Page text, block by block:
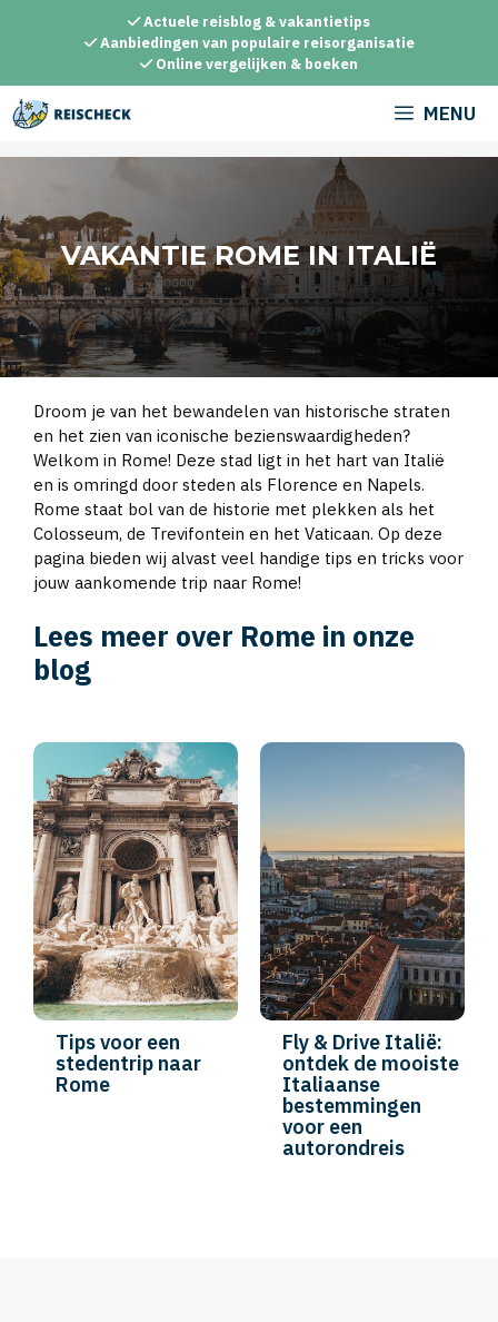
inhoud
Actuele reisblog & vakantietips
Aanbiedingen van populaire reisorganisatie
Online vergelijken & boeken
MENU
VAKANTIE ROME IN ITALIË
Droom je van het bewandelen van historische straten
en het zien van iconische bezienswaardigheden?
Welkom in Rome! Deze stad ligt in het hart van Italië
en is omringd door steden als Florence en Napels.
Rome staat bol van de historie met plekken als het
Colosseum, de Trevifontein en het Vaticaan. Op deze
pagina bieden wij alvast veel handige tips en tricks voor
jouw aankomende trip naar Rome!
Lees meer over Rome in onze
blog
Tips voor een
stedentrip naar
Rome
Fly & Drive Italië:
ontdek de mooiste
Italiaanse
bestemmingen
voor een
autorondreis